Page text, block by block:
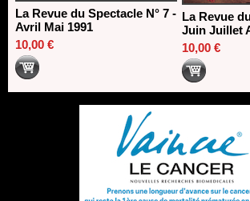
La Revue du Spectacle N° 7 -
Avril Mai 1991
10,00 €
La Revue
Juin Juillet
10,00 €